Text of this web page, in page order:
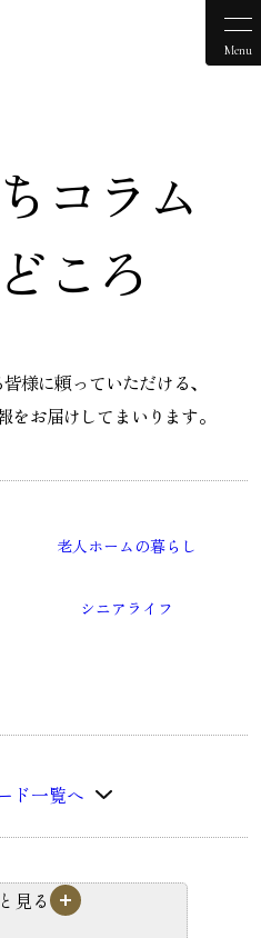
Menu
コラム
ころ
様に頼っていただける、
お届けしてまいります。
老人ホームの暮らし
シニアライフ
ド一覧へ
見る